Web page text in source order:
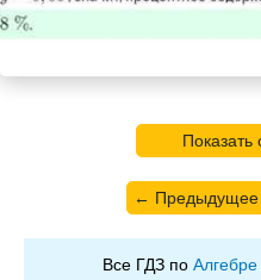
Показать
← Предыдущее
Все ГДЗ по